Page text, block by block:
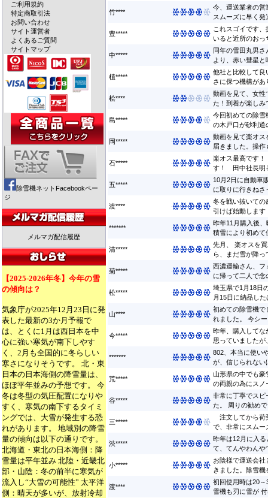
ご利用規約
特定商取引法
お問い合わせ
サイト運営者
よくあるご質問
サイトマップ
除雪機ネットFacebookペー
ジ
メルマガ配信履歴
【2025-2026年冬】今年の雪
の傾向は？
気象庁が2025年12月23日に発
表した最新の3か月予報で
は、とくに1月は西日本を中
心に強い寒気が南下しやす
く、2月も全国的に冬らしい
寒さになりそうです。 北・東
日本の日本海側の降雪量は、
ほぼ平年並みの予想です。 今
冬は冬型の気圧配置になりや
すく、寒気の南下するタイミ
ングでは、大雪が発生する恐
れがあります。 地域別の降雪
量の傾向は以下の通りです。
北海道・東北の日本海側：降
雪量は平年並み 北陸・近畿北
部・山陰：冬の前半に寒気が
流入し“大雪の可能性” 太平洋
側：晴天が多いが、放射冷却
竹****
今、運送業者の営
スムーズに早く
豊*****
これスゴイです
いると近所のおっ
中*****
同年の雪田丸男
より、赤い彗星
植*****
他社と比較して良
さに保つ機構が
桧****
動画を見て、女性
た！到着が楽しみ
島*****
今回初めての除雪
の木戸口が砂利道
岡*****
動画を見て楽オス
届きました。操
石*****
楽オス最高です
す！ 田中社長明
五*****
10月2日に自動車
に取りに行きねさ
渡****
冬を戦い抜いて
引けば始動します
*******
昨年11月購入後
積雪により初めて
清*****
先月、 楽オスを
ら、まだ雪が降っ
菊*****
西濃運輸さん、フ
に帰って二人で
松*****
埼玉県で1月18日
月15日に納品し
山****
初めての除雪機で
れました。 今シ
今*****
昨年、購入してな
思っていました
*******
802、本当に使い
が、信じられない
荒*****
山形県の中でも豪
の両親の為にスノ
谷*****
非常に丁寧でスピ
た。 周りの勧め
三*****
注文してから荷
で、非常にスムー
渋*****
昨年は12月に入
て、てんやわんや
小*****
お陰様で運送会
きました。除雪
渡****
初回使用時は20
雪機も刃に雪が